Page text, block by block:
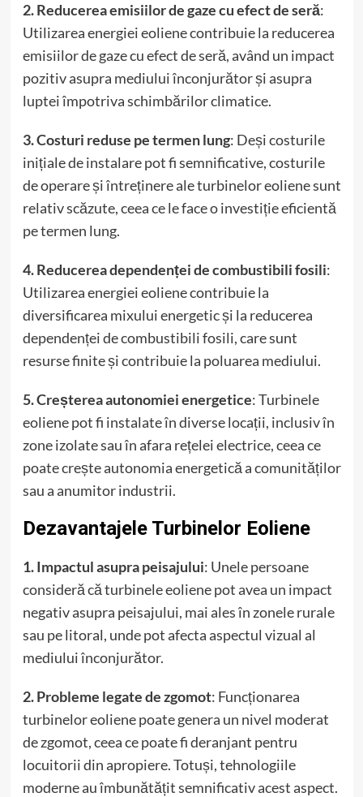
2. Reducerea emisiilor de gaze cu efect de seră:
Utilizarea energiei eoliene contribuie la reducerea
emisiilor de gaze cu efect de seră, având un impact
pozitiv asupra mediului înconjurător și asupra
luptei împotriva schimbărilor climatice.
3. Costuri reduse pe termen lung: Deși costurile
inițiale de instalare pot fi semnificative, costurile
de operare și întreținere ale turbinelor eoliene sunt
relativ scăzute, ceea ce le face o investiție eficientă
pe termen lung.
4. Reducerea dependenței de combustibili fosili:
Utilizarea energiei eoliene contribuie la
diversificarea mixului energetic și la reducerea
dependenței de combustibili fosili, care sunt
resurse finite și contribuie la poluarea mediului.
5. Creșterea autonomiei energetice: Turbinele
eoliene pot fi instalate în diverse locații, inclusiv în
zone izolate sau în afara rețelei electrice, ceea ce
poate crește autonomia energetică a comunităților
sau a anumitor industrii.
Dezavantajele Turbinelor Eoliene
1. Impactul asupra peisajului: Unele persoane
consideră că turbinele eoliene pot avea un impact
negativ asupra peisajului, mai ales în zonele rurale
sau pe litoral, unde pot afecta aspectul vizual al
mediului înconjurător.
2. Probleme legate de zgomot: Funcționarea
turbinelor eoliene poate genera un nivel moderat
de zgomot, ceea ce poate fi deranjant pentru
locuitorii din apropiere. Totuși, tehnologiile
moderne au îmbunătățit semnificativ acest aspect.